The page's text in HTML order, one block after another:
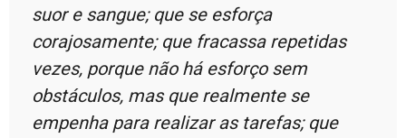
suor e sangue; que se esforça
corajosamente; que fracassa repetidas
vezes, porque não há esforço sem
obstáculos, mas que realmente se
empenha para realizar as tarefas; que